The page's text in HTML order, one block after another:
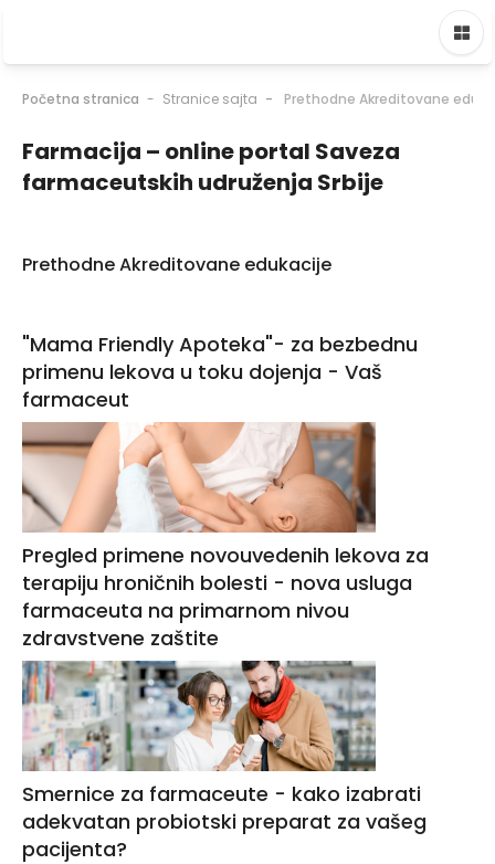
Početna stranica Stranice sajta Prethodne Akreditovane
Farmacija – online portal Saveza
farmaceutskih udruženja Srbije
Prethodne Akreditovane edukacije
"Mama Friendly Apoteka"- za bezbednu
primenu lekova u toku dojenja - Vaš
farmaceut
Pregled primene novouvedenih lekova za
terapiju hroničnih bolesti - nova usluga
farmaceuta na primarnom nivou
zdravstvene zaštite
Smernice za farmaceute - kako izabrati
adekvatan probiotski preparat za vašeg
pacijenta?